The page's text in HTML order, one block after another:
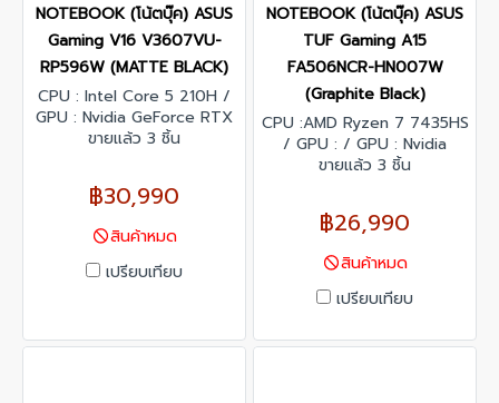
NOTEBOOK (โน้ตบุ๊ค) ASUS
Gaming V16 V3607VU-
RP596W (MATTE BLACK)
CPU : Intel Core 5 210H /
GPU : Nvidia GeForce RTX
4050 / RAM : 16GB DDR5 /
4.0 / Display : 16.0-inch,
WUXGA (1920 x 1200)
16:10 aspect ratio, LED
Backlit, 144Hz / Windows 11
Home / warranty : 2 Years
ขายแล้ว 3 ชิ้น
฿30,990
สินค้าหมด
เปรียบเทียบ
NOTEBOOK (โน้ตบุ๊ค) ASUS
TUF Gaming A15
FA506NCR-HN007W
(Graphite Black)
CPU :AMD Ryzen 7 7435HS
/ GPU : / GPU : Nvidia
GeForce RTX 3050 / RAM :
PCIe 4.0 NVMe M.2 /
Display : 15.6 นิ้ว, FHD (1920
x 1080) 16:9, Value IPS-
level, anti-glare display,
sRGB:62.5%,
Rate:144Hz / Windows 11
Home / warranty : 2 Years
ขายแล้ว 3 ชิ้น
฿26,990
สินค้าหมด
เปรียบเทียบ